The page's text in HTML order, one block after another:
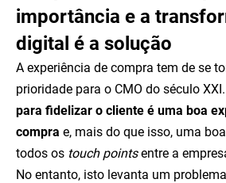
importância e a
digital é a solução
A experiência de compra tem de se
prioridade para o CMO do século XXI.
para fidelizar o cliente é uma boa
compra e, mais do que isso, uma
todos os touch pointsentre a
No entanto, isto levanta um